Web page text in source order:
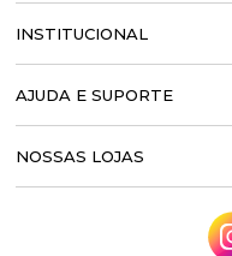
INSTITUCIONAL
AJUDA E SUPORTE
NOSSAS LOJAS